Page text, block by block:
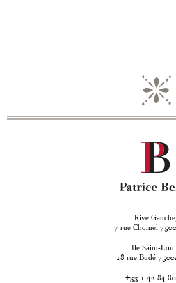
Rive Gauche,
7 rue Chomel
Ile Saint-
18 rue Budé
+33 1 42 84